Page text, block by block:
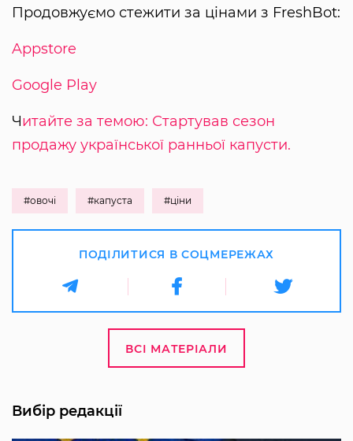
Продовжуємо стежити за цінами з FreshBot:
Appstore
Google Play
Читайте за темою: Стартував сезон
продажу української ранньої капусти.
#овочі #капуста #ціни
ПОДІЛИТИСЯ В СОЦМЕРЕЖАХ
ВСІ МАТЕРІАЛИ
Вибір редакції